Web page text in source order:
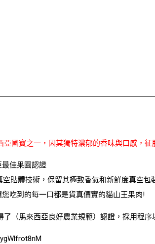
亞國寶之一，因其獨特濃郁的香味與口感，征
最佳果園認證
空貼體技術，保留其極致香氣和新鮮度真空包
吃到的每一口都是貨真價實的貓山王果肉!
了（馬來西亞良好農業規範）認證，採用程